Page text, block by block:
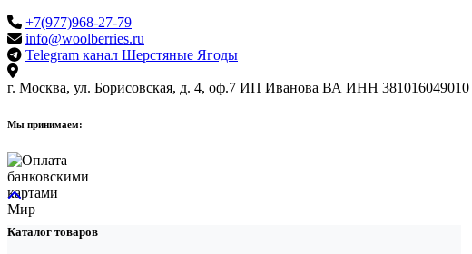
+7(977)968-27-79
info@woolberries.ru
Telegram канал Шерстяные Ягоды
г. Москва, ул. Борисовская, д. 4, оф.7 ИП Иванова ВА ИНН 381016049010
Мы принимаем:
Каталог товаров